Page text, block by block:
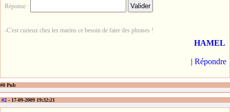
Réponse :
-C'est curieux chez les marins ce besoin de faire des phrases !
HAMEL
| Répondre
#0 Pub
#2 - 17-09-2009 19:32:21